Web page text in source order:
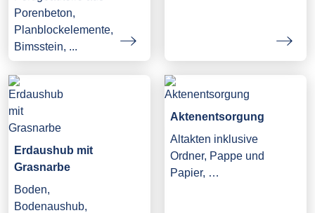
Porenbeton,
Planblockelemente,
Bimsstein, ...
Erdaushub mit
Grasnarbe
Boden,
Bodenaushub,
Aktenentsorgung
Altakten inklusive
Ordner, Pappe und
Papier, …